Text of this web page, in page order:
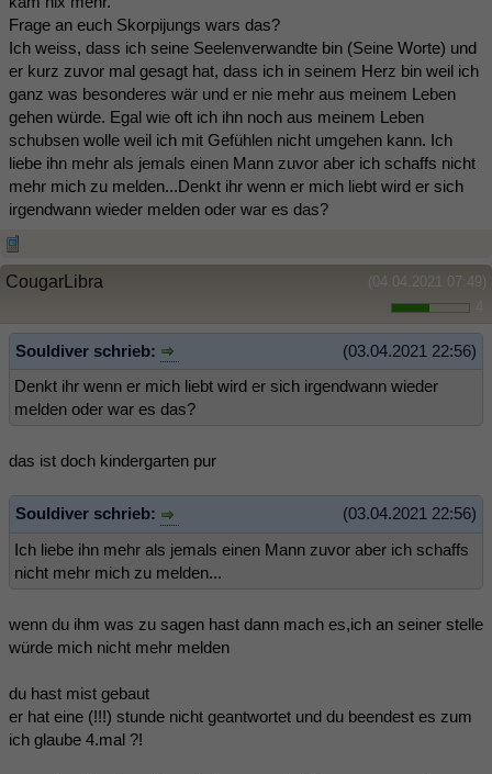
Frage an euch Skorpijungs wars das?
Ich weiss, dass ich seine Seelenverwandte bin (Seine Worte) und
er kurz zuvor mal gesagt hat, dass ich in seinem Herz bin weil ich
ganz was besonderes wär und er nie mehr aus meinem Leben
gehen würde. Egal wie oft ich ihn noch aus meinem Leben
schubsen wolle weil ich mit Gefühlen nicht umgehen kann. Ich
liebe ihn mehr als jemals einen Mann zuvor aber ich schaffs nicht
mehr mich zu melden...Denkt ihr wenn er mich liebt wird er sich
irgendwann wieder melden oder war es das?
(04.04.2021 07:49)
CougarLibra
(03.04.2021 22:56)
Souldiver schrieb:
Denkt ihr wenn er mich liebt wird er sich irgendwann wieder
melden oder war es das?
das ist doch kindergarten pur
(03.04.2021 22:56)
Souldiver schrieb:
Ich liebe ihn mehr als jemals einen Mann zuvor aber ich schaffs
nicht mehr mich zu melden...
wenn du ihm was zu sagen hast dann mach es,ich an seiner stelle
würde mich nicht mehr melden
du hast mist gebaut
er hat eine (!!!) stunde nicht geantwortet und du beendest es zum
ich glaube 4.mal ?!